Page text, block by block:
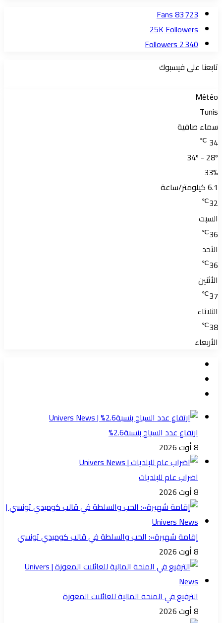
83 723
Fans
25KFollowers
2 340
Followers
تابعنا على فيسبوك
Météo
Tunis
سماء صافية
34
℃
34º - 28º
33%
6.1 كيلومتر/ساعة
32
℃
السبت
36
℃
الأحد
36
℃
الأثنين
37
℃
الثلاثاء
38
℃
الأربعاء
ارتفاع عدد السياح بنسبة2.6%
8 أوت 2026
اضراب عام للبلديات
8 أوت 2026
إقامة شهيرة»: الحب والسلطة في قالب كوميدي تونسي
8 أوت 2026
الترفيع في المنحة المالية للعائلات المعوزة
8 أوت 2026